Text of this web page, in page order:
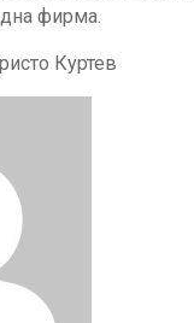
фирма.
Куртев